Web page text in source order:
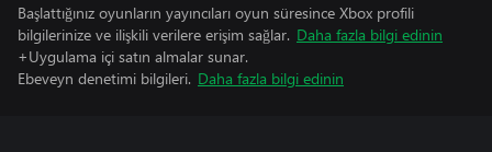
Başlattığınız oyunların yayıncıları oyun süresince Xbox profili
bilgilerinize ve ilişkili verilere erişim sağlar. Daha fazla bilgi edinin
+Uygulama içi satın almalar sunar.
Ebeveyn denetimi bilgileri. Daha fazla bilgi edinin